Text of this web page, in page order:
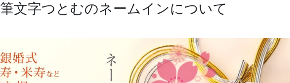
筆文字つとむのネームインについて